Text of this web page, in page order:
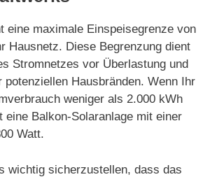
eine maximale Einspeisegrenze von
Hausnetz. Diese Begrenzung dient
Stromnetzes vor Überlastung und
potenziellen Hausbränden. Wenn Ihr
weniger als 2.000 kWh
eine Balkon-Solaranlage mit einer
Watt.
wichtig sicherzustellen, dass das